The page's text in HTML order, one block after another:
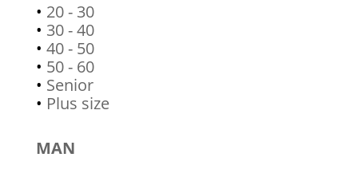
• 20 - 30
• 30 - 40
• 40 - 50
• 50 - 60
• Senior
• Plus size
MAN